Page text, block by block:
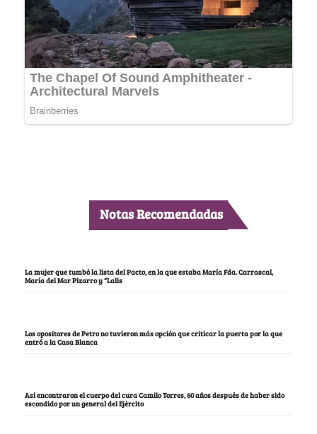
Notas Recomendadas
La mujer que tumbó la lista del Pacto, en la que estaba María Fda. Carrascal,
María del Mar Pizarro y “Lalis
Los opositores de Petro no tuvieron más opción que criticar la puerta por la que
entró a la Casa Blanca
Así encontraron el cuerpo del cura Camilo Torres, 60 años después de haber sido
escondido por un general del Ejército